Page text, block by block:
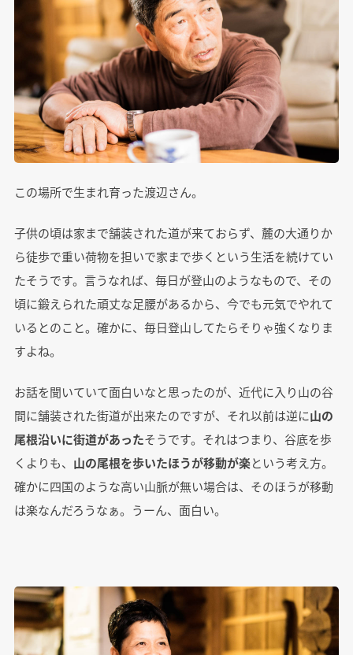
この場所で生まれ育った渡辺さん。
子供の頃は家まで舗装された道が来ておらず、麓の大通りか
ら徒歩で重い荷物を担いで家まで歩くという生活を続けてい
たそうです。言うなれば、毎日が登山のようなもので、その
頃に鍛えられた頑丈な足腰があるから、今でも元気でやれて
いるとのこと。確かに、毎日登山してたらそりゃ強くなりま
すよね。
お話を聞いていて面白いなと思ったのが、近代に入り山の谷
間に舗装された街道が出来たのですが、それ以前は逆に山の
尾根沿いに街道があったそうです。それはつまり、谷底を歩
くよりも、 山の尾根を歩いたほうが移動が楽という考え方。
確かに四国のような高い山脈が無い場合は、そのほうが移動
は楽なんだろうなぁ。うーん、面白い。